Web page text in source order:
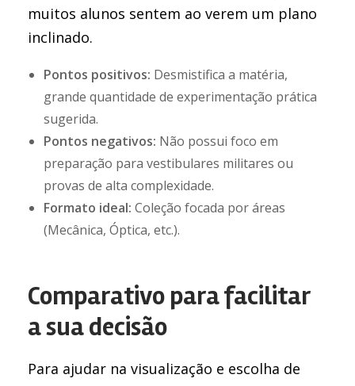
muitos alunos sentem ao verem um plano
inclinado.
Pontos positivos: Desmistifica a matéria,
grande quantidade de experimentação prática
sugerida.
Pontos negativos: Não possui foco em
preparação para vestibulares militares ou
provas de alta complexidade.
Formato ideal: Coleção focada por áreas
(Mecânica, Óptica, etc.).
Comparativo para facilitar
a sua decisão
Para ajudar na visualização e escolha de